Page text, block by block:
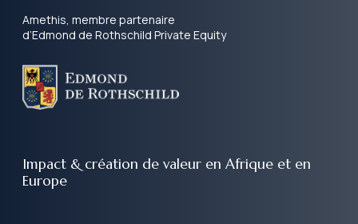
Amethis, membre partenaire
d’Edmond de Rothschild Private Equity
Impact & création de valeur en Afrique et en
Europe